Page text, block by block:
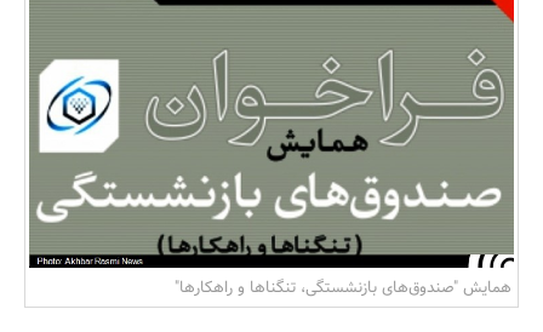
مسکن و ساختمان
همایش "صندوق‌های بازنشستگی، تنگناها و راهکارها"